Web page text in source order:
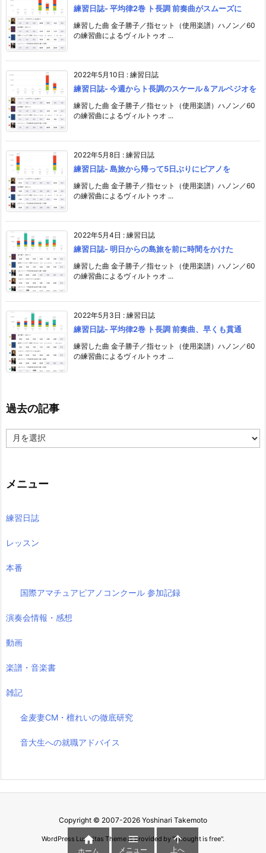
練習日誌- 平均律2巻 ト長調 前奏曲がスムーズに
練習した曲 金子勝子／指セット（使用楽譜）ハノン／60
の練習曲によるヴィルトゥオ ...
2022年5月10日 : 練習日誌
練習日誌- 今週からト長調のスケール＆アルペジオを
練習した曲 金子勝子／指セット（使用楽譜）ハノン／60
の練習曲によるヴィルトゥオ ...
2022年5月8日 : 練習日誌
練習日誌- 島旅から帰って5日ぶりにピアノを
練習した曲 金子勝子／指セット（使用楽譜）ハノン／60
の練習曲によるヴィルトゥオ ...
2022年5月4日 : 練習日誌
練習日誌- 明日からの島旅を前に時間をかけた
練習した曲 金子勝子／指セット（使用楽譜）ハノン／60
の練習曲によるヴィルトゥオ ...
2022年5月3日 : 練習日誌
練習日誌- 平均律2巻 ト長調 前奏曲、早くも貫通
練習した曲 金子勝子／指セット（使用楽譜）ハノン／60
の練習曲によるヴィルトゥオ ...
過去の記事
去
事
メニュー
練習日誌
レッスン
本番
国際アマチュアピアノコンクール 参加記録
演奏会情報・感想
動画
楽譜・音楽書
雑記
金麦妻CM・檀れいの徹底研究
音大生への就職アドバイス
Copyright © 2007-2026 Yoshinari Takemoto
WordPress Luxeritas Theme is provided by "Thought is free".

ホーム

メニュー

上へ